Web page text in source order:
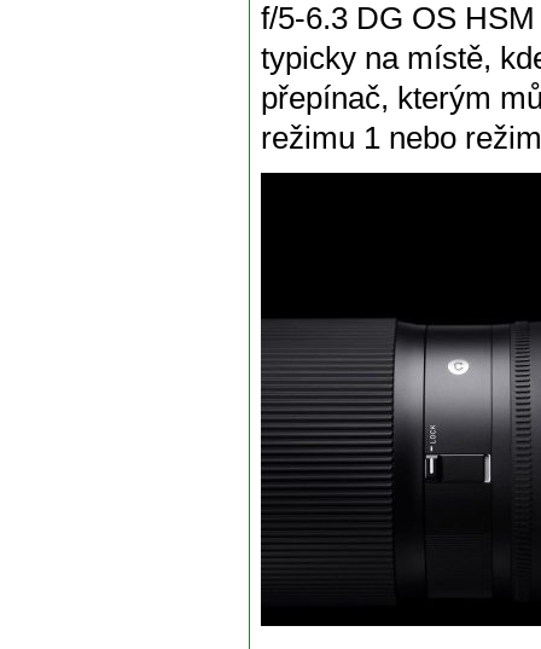
f/5-6.3 DG OS
typicky na místě,
přepínač, kterým
režimu 1 nebo